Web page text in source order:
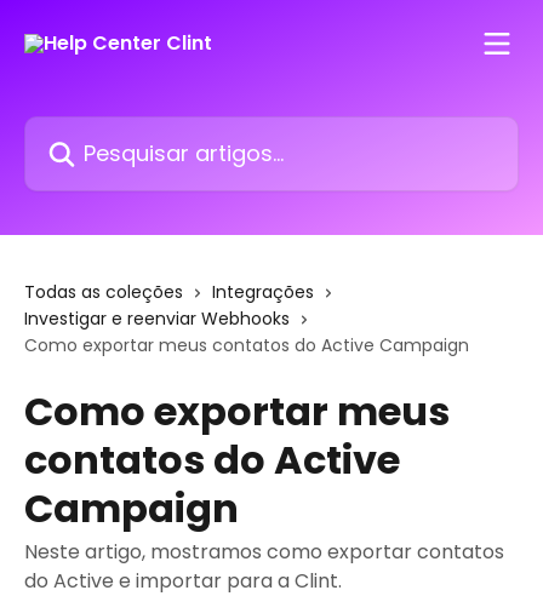
Pesquisar artigos...
Todas as coleções
Integrações
Investigar e reenviar Webhooks
Como exportar meus contatos do Active Campaign
Como exportar meus
contatos do Active
Campaign
Neste artigo, mostramos como exportar contatos
do Active e importar para a Clint.